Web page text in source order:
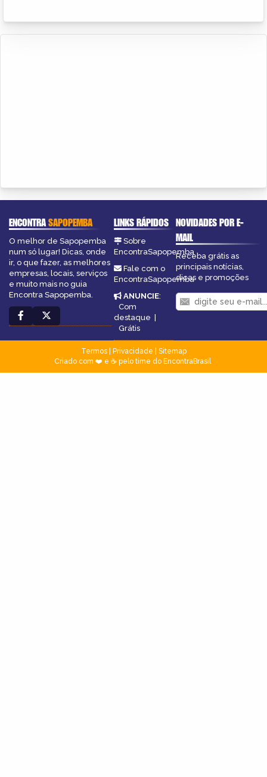
ENCONTRASAPOPEMBA
O melhor de Sapopemba
num só lugar! Dicas, onde
ir, o que fazer, as melhores
empresas, locais, serviços
e muito mais no guia
Encontra Sapopemba.
LINKS RÁPIDOS
Sobre
EncontraSapopemba
Fale com o
EncontraSapopemba
ANUNCIE:
Com
destaque |
Grátis
NOVIDADES POR E-
MAIL
Receba grátis as
principais notícias,
dicas e promoções
Termos| Privacidade
Sitemap
Criado com ❤️ e ☕ pelo time do EncontraBrasil